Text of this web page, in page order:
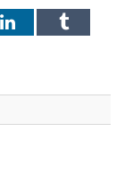
LinkedInTumblr